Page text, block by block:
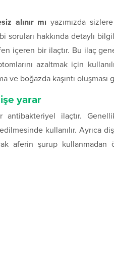
alınır mı yazımızda
soruları hakkında detaylı
içeren bir ilaçtır. Bu ilaç
azaltmak için
ve boğazda kaşıntı
yarar
ilaçtır.
kullanılır. Ayrıca
aferin şurup kullanmadan